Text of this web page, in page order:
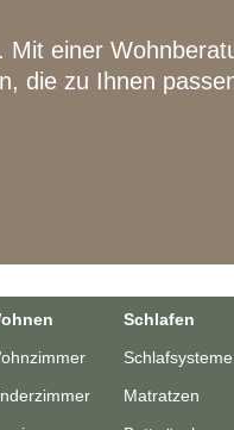
einer
die zu Ihnen
Schlafen
Schlafsysteme
Matratzen